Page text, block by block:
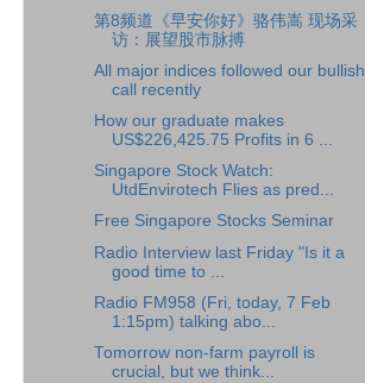
第8频道《早安你好》骆伟嵩 现场采
访：展望股市脉搏
All major indices followed our bullish
call recently
How our graduate makes
US$226,425.75 Profits in 6 ...
Singapore Stock Watch:
UtdEnvirotech Flies as pred...
Free Singapore Stocks Seminar
Radio Interview last Friday "Is it a
good time to ...
Radio FM958 (Fri, today, 7 Feb
1:15pm) talking abo...
Tomorrow non-farm payroll is
crucial, but we think...